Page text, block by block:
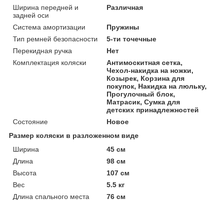
Ширина передней и
задней оси
Различная
Система амортизации
Пружины
Тип ремней безопасности
5-ти точечные
Перекидная ручка
Нет
Комплектация коляски
Антимоскитная сетка,
Чехол-накидка на ножки,
Козырек, Корзина для
покупок, Накидка на люльку,
Прогулочный блок,
Матрасик, Сумка для
детских принадлежностей
Состояние
Новое
Размер коляски в разложенном виде
Ширина
45 см
Длина
98 см
Высота
107 см
Вес
5.5 кг
Длина спального места
76 см